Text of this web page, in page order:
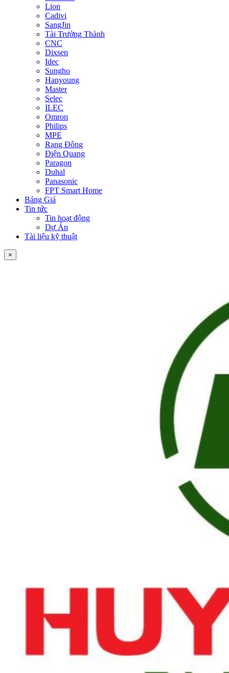
Lion
Cadivi
SangJin
Tài Trường Thành
CNC
Dixsen
Idec
Sungho
Hanyoung
Master
Selec
ILEC
Omron
Philips
MPE
Rạng Đông
Điện Quang
Paragon
Duhal
Panasonic
FPT Smart Home
Bảng Giá
Tin tức
Tin hoạt động
Dự Án
Tài liệu kỹ thuật
×